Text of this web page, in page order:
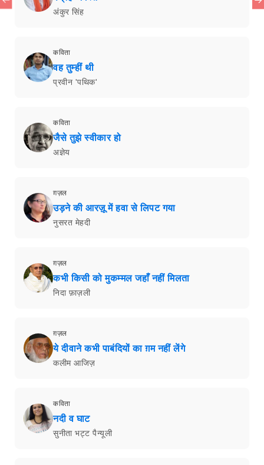
अंकुर सिंह
कविता
वह तुम्हीं थी
प्रवीन 'पथिक'
कविता
जैसे तुझे स्वीकार हो
अज्ञेय
ग़ज़ल
उड़ने की आरज़ू में हवा से लिपट गया
नुसरत मेहदी
ग़ज़ल
कभी किसी को मुकम्मल जहाँ नहीं मिलता
निदा फ़ाज़ली
ग़ज़ल
ये दीवाने कभी पाबंदियों का ग़म नहीं लेंगे
कलीम आजिज़
कविता
नदी व घाट
सुनीता भट्ट पैन्यूली